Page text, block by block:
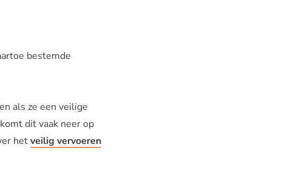
bestemde
als ze een veilige
dit vaak neer op
hetveilig vervoeren